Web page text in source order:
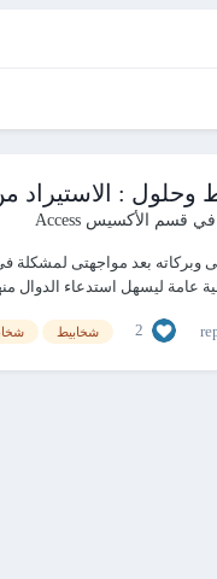
وحلول : الاستيراد
في قسم الأكسيس Access
وبركاته بعد مواجهتى
2 شخابيط